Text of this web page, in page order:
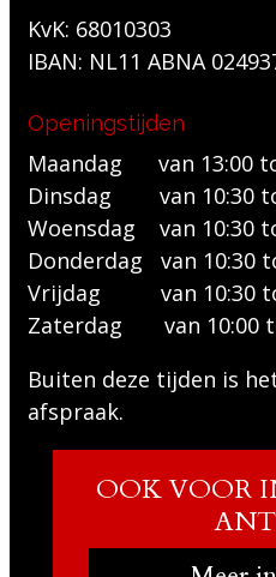
KvK: 68010303
IBAN: NL11 ABNA
Openingstijden
Maandag van 13:00
Dinsdag van 10:30
Woensdag van 10:30
Donderdag van 10:30
Vrijdag van 10:30
Zaterdag van 10:00
Buiten deze tijden is
afspraak.
OOK VOOR